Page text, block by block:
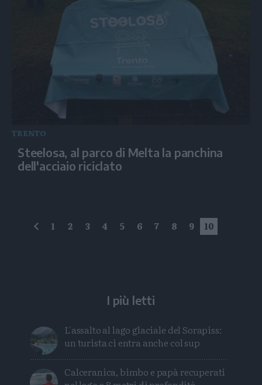
TRENTO
Steelosa, al parco di Melta la panchina
dell'acciaio riciclato
precedente
1 2 3 4 5 6 7 8 9 10
I più letti
L'assalto al lago glaciale del Sorapiss:
un turista ci entra anche col sup
Calceranica, bimbo e papà recuperati